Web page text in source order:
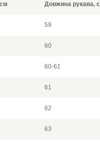
Довжина рукава,
59
60
60-61
61
62
63